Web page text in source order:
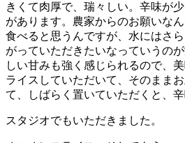
きくて肉厚で、瑞々しい。辛味が
があります。農家からのお願いな
食べると思うんですが、水にはさ
がっていただきたいなっていうの
しい甘みも強く感じられるので、
ライスしていただいて、そのまま
て、しばらく置いていただくと、
スタジオでもいただきました。